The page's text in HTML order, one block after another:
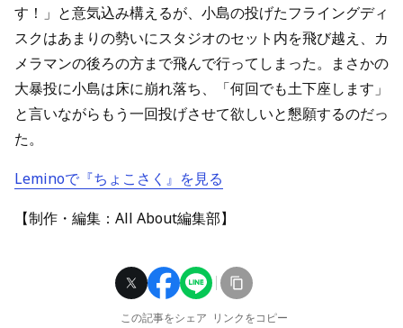
す！」と意気込み構えるが、小島の投げたフライングディ
スクはあまりの勢いにスタジオのセット内を飛び越え、カ
メラマンの後ろの方まで飛んで行ってしまった。まさかの
大暴投に小島は床に崩れ落ち、「何回でも土下座します」
と言いながらもう一回投げさせて欲しいと懇願するのだっ
た。
Leminoで『ちょこさく』を見る
【制作・編集：All About編集部】
この記事をシェア リンクをコピー